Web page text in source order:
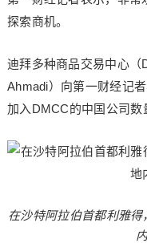
探索商机。
迪拜多种商品交易中心
Ahmadi）向第一财经记
加入DMCC的中国公司数
在沙特阿拉伯首都利雅